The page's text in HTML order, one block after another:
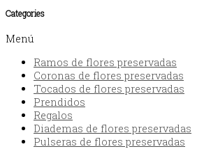
Categories
Menú
Ramos de flores preservadas
Coronas de flores preservadas
Tocados de flores preservadas
Prendidos
Regalos
Diademas de flores preservadas
Pulseras de flores preservadas